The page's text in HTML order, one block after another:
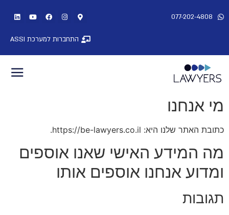
077-202-4808
התחברות למערכת ASSI
מי אנחנו
כתובת האתר שלנו היא: https://be-lawyers.co.il.
מה המידע האישי שאנו אוספים
ומדוע אנחנו אוספים אותו
תגובות